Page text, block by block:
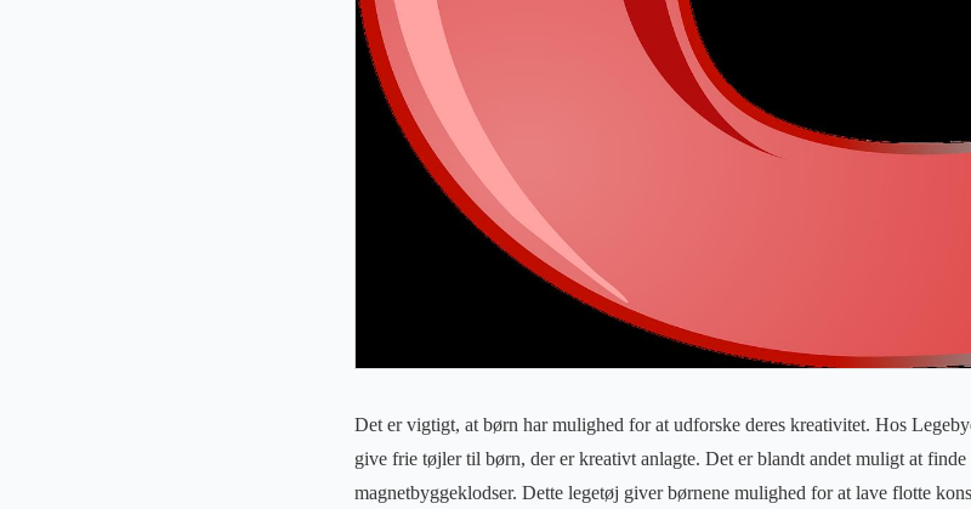
Det er vigtigt, at børn har mulighed for at udforske deres kreativitet. Hos
give frie tøjler til børn, der er kreativt anlagte. Det er blandt andet muligt at finde
magnetbyggeklodser. Dette legetøj giver børnene mulighed for at lave flotte